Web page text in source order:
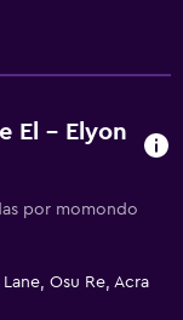
El - Elyon
por momondo
Osu Re, Acra